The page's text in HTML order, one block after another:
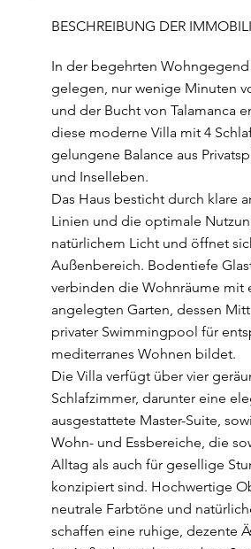
BESCHREIBUNG DER
In der begehrten Wohngegend
gelegen, nur wenige Minuten
und der Bucht von Talamanca
diese moderne Villa mit 4
gelungene Balance aus
und Inselleben.
Das Haus besticht durch klare
Linien und die optimale
natürlichem Licht und öffnet
Außenbereich. Bodentiefe
verbinden die Wohnräume mit
angelegten Garten, dessen
privater Swimmingpool für
mediterranes Wohnen bildet.
Die Villa verfügt über vier
Schlafzimmer, darunter eine
ausgestattete Master-Suite,
Wohn- und Essbereiche, die
Alltag als auch für gesellige
konzipiert sind. Hochwertige
neutrale Farbtöne und
schaffen eine ruhige, dezente